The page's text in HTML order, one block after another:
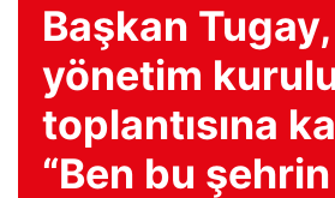
Başkan
yönetim
toplantısına
“Ben bu şehrin